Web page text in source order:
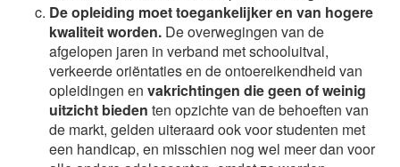
De opleiding moet toegankelijker en van hogere
kwaliteit worden. De overwegingen van de
afgelopen jaren in verband met schooluitval,
verkeerde oriëntaties en de ontoereikendheid van
opleidingen en vakrichtingen die geen of weinig
uitzicht bieden ten opzichte van de behoeften van
de markt, gelden uiteraard ook voor studenten met
een handicap, en misschien nog wel meer dan voor